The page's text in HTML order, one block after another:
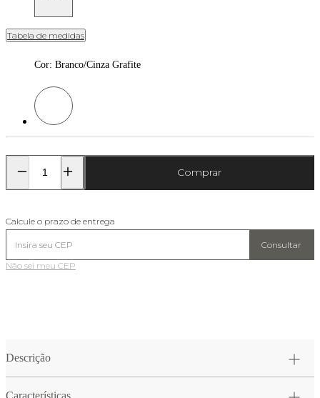
Tabela de medidas
Cor: Branco/Cinza Grafite
Cor: Branco/Cinza Grafite
Comprar
Calcule o prazo de entrega
Consultar
Não sei meu CEP
Descrição
Características